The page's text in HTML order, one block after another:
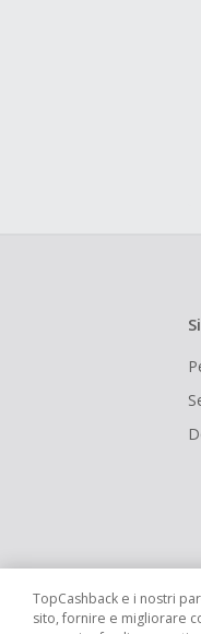
TopCashback e i nostri
sito, fornire e migliorare